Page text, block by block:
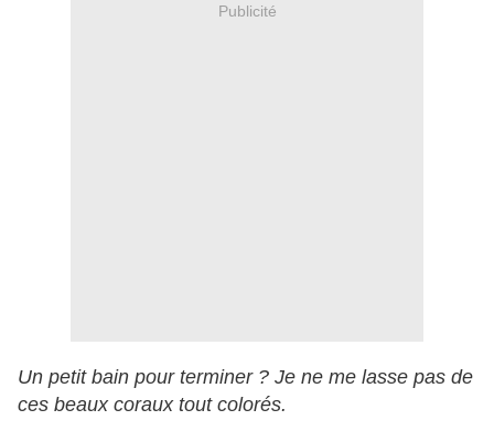
Publicité
Un petit bain pour terminer ? Je ne me lasse pas de
ces beaux coraux tout colorés.